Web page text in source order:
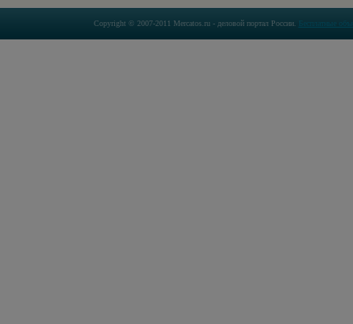
Copyright © 2007-2011 Mercatos.ru - деловой портал России. Бесплатные